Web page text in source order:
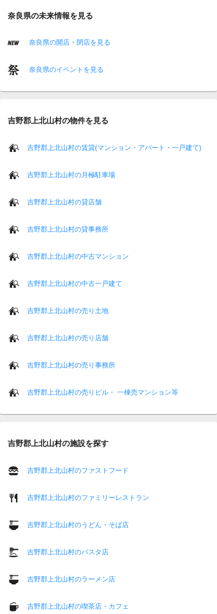
奈良県の未来情報を見る
奈良県の開店・閉店を見る
奈良県のイベントを見る
吉野郡上北山村の物件を見る
吉野郡上北山村の賃貸(マンション・アパート・一戸建て)
吉野郡上北山村の月極駐車場
吉野郡上北山村の貸店舗
吉野郡上北山村の貸事務所
吉野郡上北山村の中古マンション
吉野郡上北山村の中古一戸建て
吉野郡上北山村の売り土地
吉野郡上北山村の売り店舗
吉野郡上北山村の売り事務所
吉野郡上北山村の売りビル・ 一棟売マンション等
吉野郡上北山村の施設を探す
吉野郡上北山村のファストフード
吉野郡上北山村のファミリーレストラン
吉野郡上北山村のうどん・そば店
吉野郡上北山村のパスタ店
吉野郡上北山村のラーメン店
吉野郡上北山村の喫茶店・カフェ